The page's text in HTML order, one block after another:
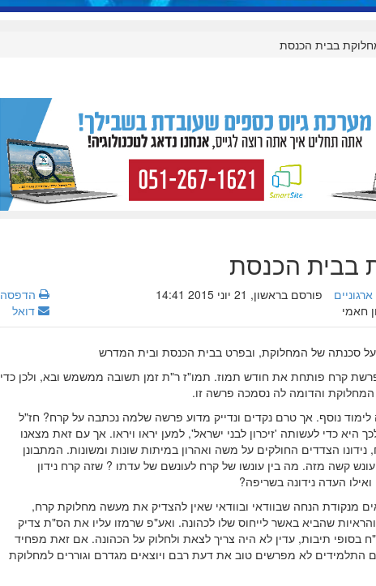
בבית הכנסת
בבית הכנסת
הדפסה
דואל
פורסם בראשון, 21 יוני 2015 14:41
חאמי
על סכנתה של המחלוקת, ובפרט בבית הכנסת ובית המדרש
קרח פותחת את חודש תמוז. תמו"ז ר"ת זמן תשובה ממשמש ובא, ולכן כדי
המחלוקת והדומה לה נסמכה פרשה זו.
נוסף. אך טרם נקדים ונדייק מדוע פרשה שלמה נכתבה על קרח? חז"ל
היא כדי לעשותה 'זיכרון לבני ישראל', למען יראו ויראו. אך עם זאת מצאנו
הצדדים החולקים על משה ואהרון במיתות שונות ומשונות. המתבונן
קשה מזה. מה בין עונשו של קרח לעונשם של עדתו ? שזה קרח נידון
העדה נידונה בשריפה?
מנקודת הנחה שבוודאי ובוודאי שאין להצדיק את מעשה מחלוקת קרח,
שהביא באשר לייחוס שלו לכהונה. ואע"פ שרמזו עליו את הס"ת צדיק
בסופי תיבות, עדין לא היה צריך לצאת ולחלוק על הכהונה. אם זאת מפחיד
התלמידים לא מפרשים טוב את דעת רבם ויוצאים מגדרם וגוררים למחלוקת